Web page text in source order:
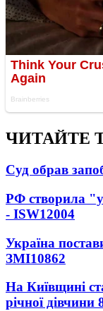
ЧИТАЙТЕ
Суд обрав
РФ створила
- ISW12004
Україна
ЗМІ10862
На Київщині
річної дівчини